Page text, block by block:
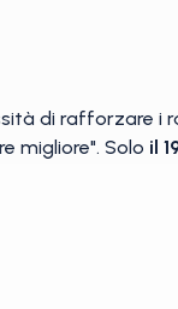
di rafforzare i
migliore". Solo il